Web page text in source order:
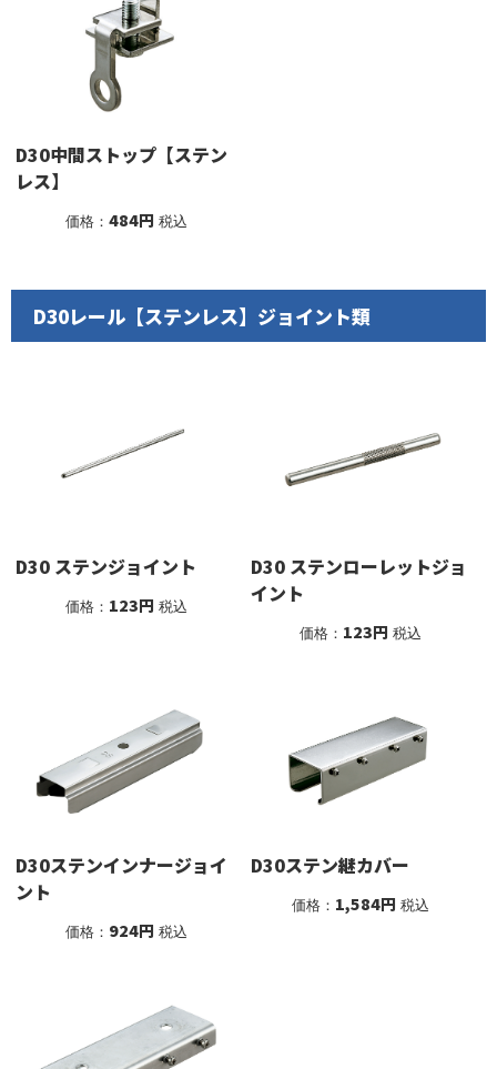
D30中間ストップ【ステン
レス】
価格： 484円 税込
D30レール【ステンレス】ジョイント類
D30 ステンジョイント
価格： 123円 税込
D30 ステンローレットジョ
イント
価格： 123円 税込
D30ステンインナージョイ
ント
価格： 924円 税込
D30ステン継カバー
価格： 1,584円 税込